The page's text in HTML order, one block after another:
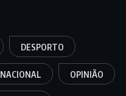
DESPORTO
NACIONAL OPINIÃO